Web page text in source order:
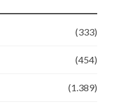
(333)
(454)
(1.389)